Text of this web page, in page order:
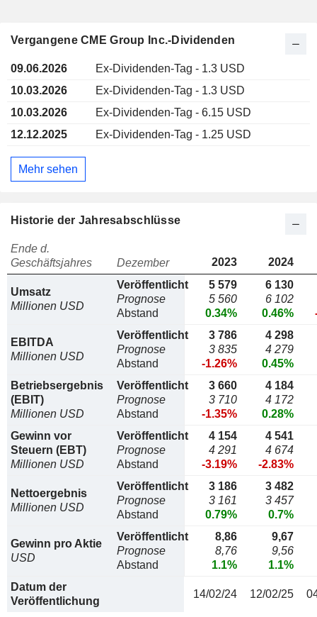
Vergangene CME Group Inc.-Dividenden
09.06.2026
Ex-Dividenden-Tag - 1.3 USD
10.03.2026
Ex-Dividenden-Tag - 1.3 USD
10.03.2026
Ex-Dividenden-Tag - 6.15 USD
12.12.2025
Ex-Dividenden-Tag - 1.25 USD
Mehr sehen
Historie der Jahresabschlüsse
Ende d.
Geschäftsjahres
Dezember 2023 2024
Umsatz
Millionen USD
Veröffentlicht
Prognose
Abstand
5 579
5 560
0.34%
6 130
6 102
0.46%
EBITDA
Millionen USD
Veröffentlicht
Prognose
Abstand
3 786
3 835
-1.26%
4 298
4 279
0.45%
Betriebsergebnis
(EBIT)
Millionen USD
Veröffentlicht
Prognose
Abstand
3 660
3 710
-1.35%
4 184
4 172
0.28%
Gewinn vor
Steuern (EBT)
Millionen USD
Veröffentlicht
Prognose
Abstand
4 154
4 291
-3.19%
4 541
4 674
-2.83%
Nettoergebnis
Millionen USD
Veröffentlicht
Prognose
Abstand
3 186
3 161
0.79%
3 482
3 457
0.7%
Gewinn pro Aktie
USD
Veröffentlicht
Prognose
Abstand
8,86
8,76
1.1%
9,67
9,56
1.1%
Datum der
Veröffentlichung
14/02/24 12/02/25